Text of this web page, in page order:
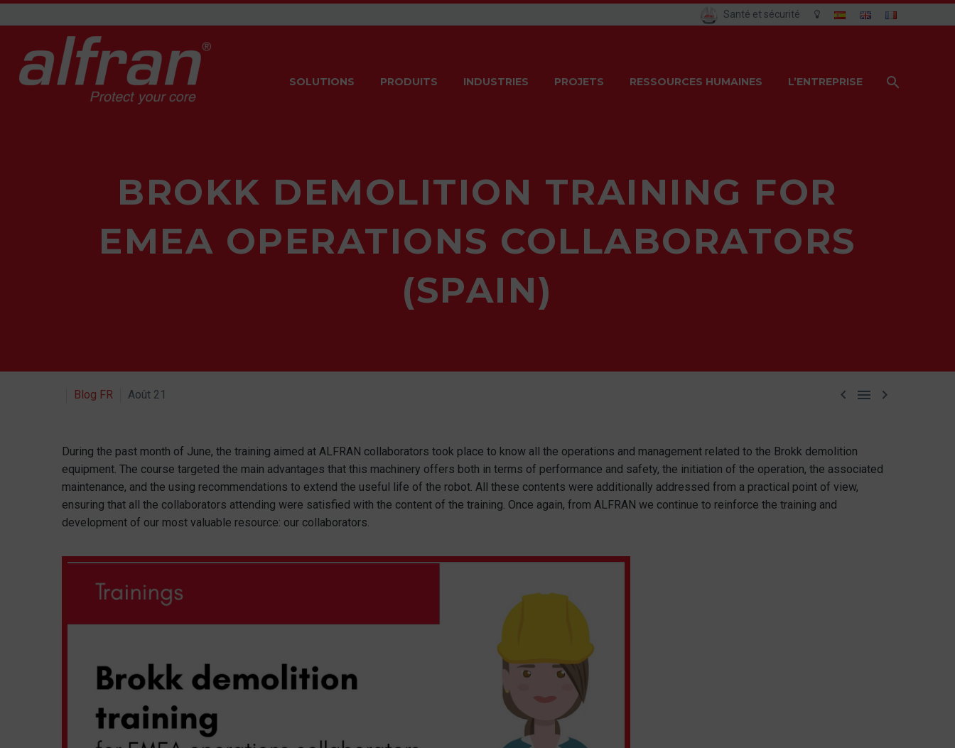
Santé et sécurité
SOLUTIONS PRODUITS INDUSTRIES PROJETS RESSOURCES HUMAINES L’ENTREPRISE
BROKK DEMOLITION TRAINING FOR
EMEA OPERATIONS COLLABORATORS
(SPAIN)
  
Blog FR Août 21
During the past month of June, the training aimed at ALFRAN collaborators took place to know all the operations and management related to the Brokk demolition
equipment. The course targeted the main advantages that this machinery offers both in terms of performance and safety, the initiation of the operation, the associated
maintenance, and the using recommendations to extend the useful life of the robot. All these contents were additionally addressed from a practical point of view,
ensuring that all the collaborators attending were satisfied with the content of the training. Once again, from ALFRAN we continue to reinforce the training and
development of our most valuable resource: our collaborators.